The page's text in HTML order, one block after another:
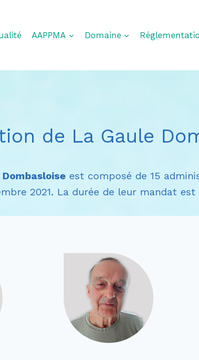
AAPPMA Domaine
de La Gaule
est composé de 15
2021. La durée de leur mandat est